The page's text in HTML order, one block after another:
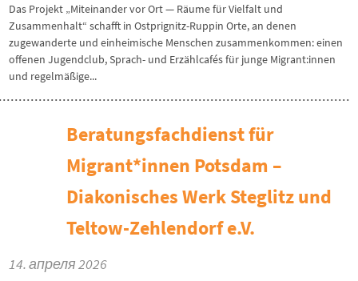
Das Projekt „Miteinander vor Ort — Räume für Vielfalt und
Zusammenhalt“ schafft in Ostprignitz-Ruppin Orte, an denen
zugewanderte und einheimische Menschen zusammenkommen: einen
offenen Jugendclub, Sprach- und Erzählcafés für junge Migrant:innen
und regelmäßige...
Beratungsfachdienst für
Migrant*innen Potsdam –
Diakonisches Werk Steglitz und
Teltow-Zehlendorf e.V.
14. апреля 2026